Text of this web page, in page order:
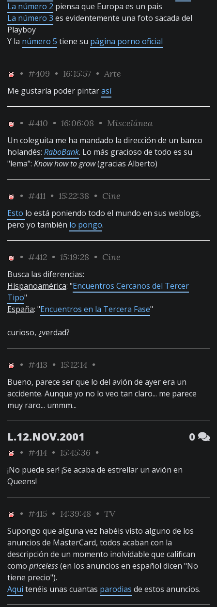
La número 2 piensa que Europa es un pais
La número 3 es evidentemente una foto sacada del
Playboy
Y la número 5 tiene su página porno oficial
• #409 • 16:15:57 • Arte
Me gustaría poder pintarasí
• #410 • 16:06:08 • Miscelánea
Un coleguita me ha mandado la dirección de un banco
holandés: RaboBank. Lo más gracioso de todo es su
"lema": Know how to grow(gracias Alberto)
• #411 • 15:22:38 • Cine
Esto lo está poniendo todo el mundo en sus weblogs,
pero yo también lo pongo.
• #412 • 15:19:28 • Cine
Busca las diferencias:
Hispanoamérica: "Encuentros Cercanos del Tercer
Tipo"
España: "Encuentros en la Tercera Fase"
curioso, ¿verdad?
• #413 • 15:12:14 •
Bueno, parece ser que lo del avión de ayer era un
accidente. Aunque yo no lo veo tan claro... me parece
muy raro... ummm...
L.12.NOV.2001 0
• #414 • 15:45:36 •
¡No puede ser! ¡Se acaba de estrellar un avión en
Queens!
• #415 • 14:39:48 • TV
Supongo que alguna vez habéis visto alguno de los
anuncios de MasterCard, todos acaban con la
descripción de un momento inolvidable que califican
como priceless(en los anuncios en español dicen "No
tiene precio").
Aqui tenéis unas cuantas parodias de estos anuncios.